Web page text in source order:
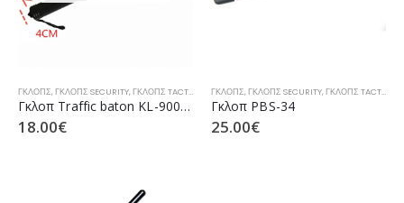
ΓΚΛΟΠΣ,ΓΚΛΟΠΣ SECURITY,ΓΚΛΟΠΣ TACTICAL ΓΚΛΟΠΣ ΑΣΤΥΝΟΜΊΑΣ,ΓΚΛΟΠΣ ΛΙΜΕΝΙΚΟΎ
Γκλοπ Traffic baton KL-900R-Οrange (Επαναφορτιζόμενο)
18.00€
ΓΚΛΟΠΣ,ΓΚΛΟΠΣ SECURITY,ΓΚΛΟΠΣ TACTICAL
Γκλοπ PBS-34
25.00€